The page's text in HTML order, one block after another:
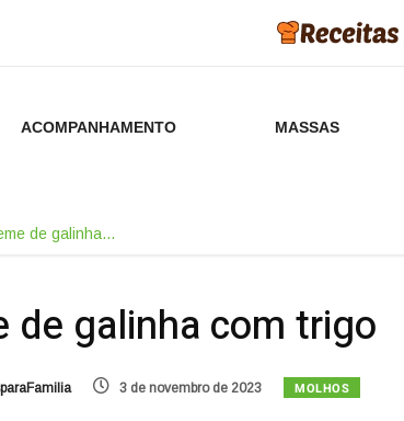
ACOMPANHAMENTO MASSAS
de galinha…
de galinha com trigo
3 de novembro de 2023 MOLHOS